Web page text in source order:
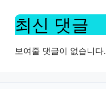
최신 댓글
보여줄 댓글이 없습니다.